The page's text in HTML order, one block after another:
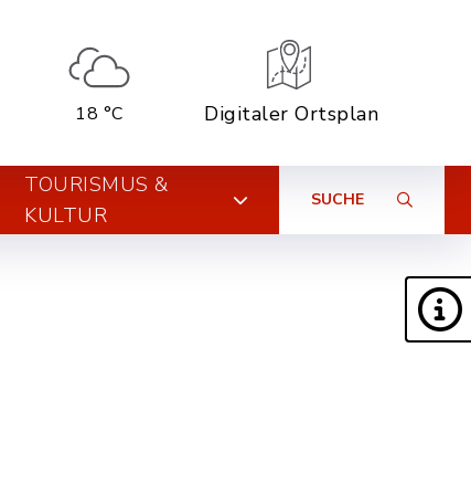
18 °C Digitaler Ortsplan
TOURISMUS &
KULTUR
SUCHE